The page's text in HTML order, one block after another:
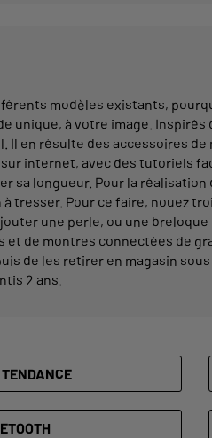
modèles existants,
unique, à votre image.
en résulte des accessoires
internet, avec des tutoriels
sa longueur. Pour la
tresser. Pour ce faire, nouez
une perle, ou une
de montres connectées de
de les retirer en magasin
2 ans.